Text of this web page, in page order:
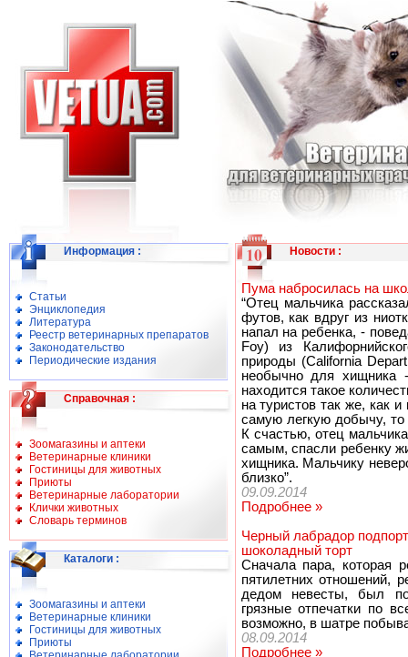
Информация :
Статьи
Энциклопедия
Литература
Реестр ветеринарных препаратов
Законодательство
Периодические издания
Справочная :
Зоомагазины и аптеки
Ветеринарные клиники
Гостиницы для животных
Приюты
Ветеринарные лаборатории
Клички животных
Словарь терминов
Каталоги :
Зоомагазины и аптеки
Ветеринарные клиники
Гостиницы для животных
Приюты
Новости:
Пума набросилась на
“Отец мальчика
футов, как вдруг из
напал на ребенка, -
Foy) из
природы (California
необычно для хищника
находится такое
на туристов так же, как
самую легкую добычу, то
К счастью, отец
самым, спасли ребенку
хищника. Мальчику
близко”.
09.09.2014
Подробнее »
Черный лабрадор
шоколадный торт
Сначала пара, которая
пятилетних отношений,
дедом невесты, был
грязные отпечатки по
возможно, в шатре
08.09.2014
Подробнее »